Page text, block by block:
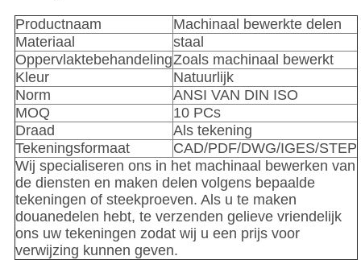
Productnaam
Machinaal bewerkte delen
Materiaal
staal
OppervlaktebehandelingZoals machinaal bewerkt
Kleur
Natuurlijk
Norm
ANSI VAN DIN ISO
MOQ
10 PCs
Draad
Als tekening
Tekeningsformaat
CAD/PDF/DWG/IGES/STEP
Wij specialiseren ons in het machinaal bewerken van
de diensten en maken delen volgens bepaalde
tekeningen of steekproeven. Als u te maken
douanedelen hebt, te verzenden gelieve vriendelijk
ons uw tekeningen zodat wij u een prijs voor
verwijzing kunnen geven.